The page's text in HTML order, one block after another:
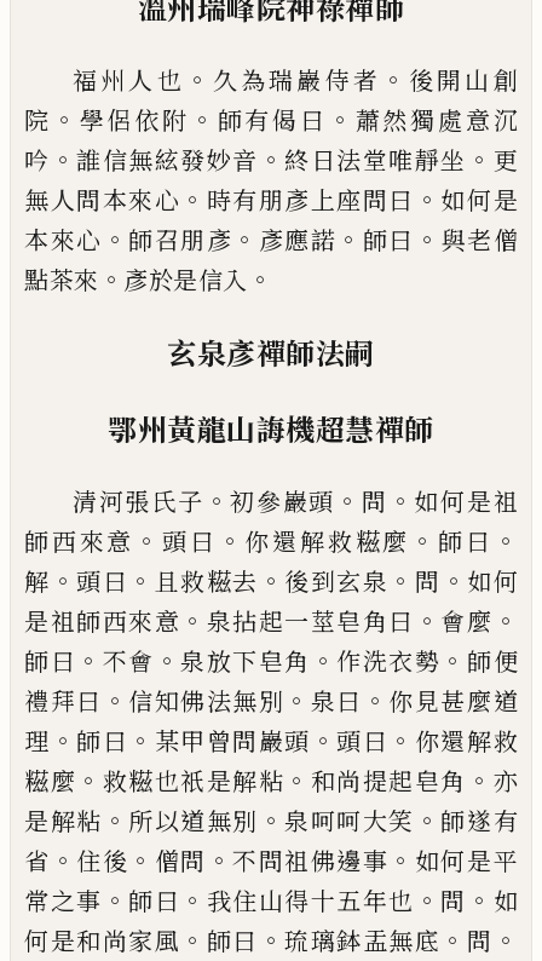
福州人也 。 久為瑞巖侍者 。 後開山創
院 。 學侶依附 。 師有偈曰 。 蕭然獨處意沉
吟 。誰信無絃發妙音 。 終日法堂唯靜坐 。 更
無人問本來心 。 時有朋彥上座問曰 。 如何是
本來心 。 師召朋彥 。 彥應諾 。 師曰 。 與老僧
點茶來 。 彥於是信入 。
玄泉彥禪師法嗣
鄂州黃龍山誨機超慧禪師
清河張氏子 。初參巖頭 。 問 。 如何是祖
師西來意 。 頭曰 。 你還解救糍麼 。 師曰 。
解 。頭曰 。 且救糍去 。 後到玄泉 。 問 。 如何
是祖師西來意 。 泉拈起一莖皂角曰 。 會麼 。
師曰 。 不會 。泉放下皂角 。 作洗衣勢 。 師便
禮拜曰 。 信知佛法無別 。 泉曰 。 你見甚麼道
理 。 師曰 。 某甲曾問巖頭 。頭曰 。 你還解救
糍麼 。 救糍也祇是解粘 。 和尚提起皂角 。 亦
是解粘 。 所以道無別 。泉呵呵大笑 。 師遂有
省 。 住後 。 僧問 。不問祖佛邊事 。 如何是平
常之事 。 師曰 。 我住山得十五年也 。 問 。 如
何是和尚家風 。 師曰 。琉璃鉢盂無底 。 問 。